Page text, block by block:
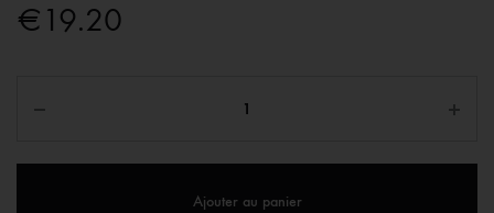
€ 19.20
Ajouter au panier